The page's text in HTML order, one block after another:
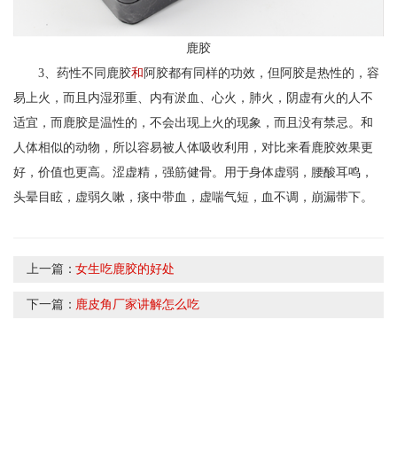
鹿胶
3、药性不同鹿胶和 阿胶都有同样的功效，但阿胶是热性的，容
易上火，而且内湿邪重、内有淤血、心火， 肺火，阴虚有火的人不
适宜，而鹿胶是温性的，不会出现上火的现象，而且没有禁忌。和
人体相似的动物，所以容易被人体吸收利用，对比来看鹿胶效果更
好，价值也更高。 涩虚精，强筋健骨。用于身体虚弱，腰酸耳鸣，
头晕目眩，虚弱久嗽，痰中带血，虚喘气短，血不调，崩漏带下。
上一篇：女生吃鹿胶的好处
下一篇： 鹿皮角厂家讲解怎么吃